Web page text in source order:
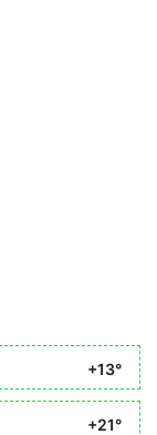
+13°
+21°